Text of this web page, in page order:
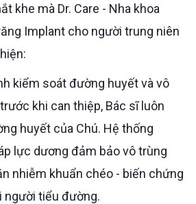
khe mà Dr. Care - Nha khoa
Implant cho người trung niên
khi can thiệp, Bác sĩ luôn
huyết của Chú. Hệ thống
lực dương đảm bảo vô trùng
nhiễm khuẩn chéo - biến chứng
người tiểu đường.